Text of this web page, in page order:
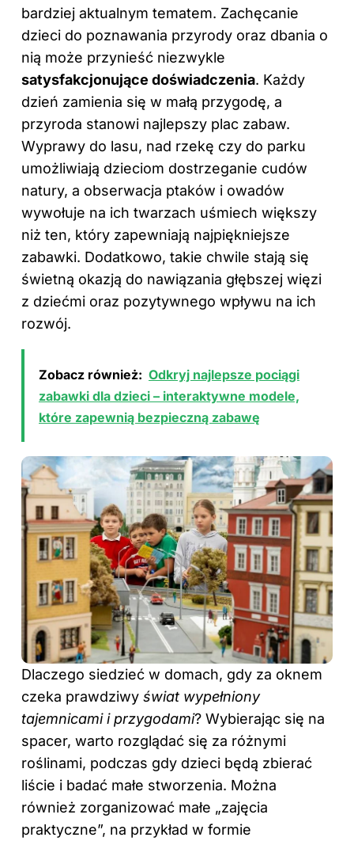
bardziej aktualnym tematem. Zachęcanie
dzieci do poznawania przyrody oraz dbania o
nią może przynieść niezwykle
satysfakcjonujące doświadczenia. Każdy
dzień zamienia się w małą przygodę, a
przyroda stanowi najlepszy plac zabaw.
Wyprawy do lasu, nad rzekę czy do parku
umożliwiają dzieciom dostrzeganie cudów
natury, a obserwacja ptaków i owadów
wywołuje na ich twarzach uśmiech większy
niż ten, który zapewniają najpiękniejsze
zabawki. Dodatkowo, takie chwile stają się
świetną okazją do nawiązania głębszej więzi
z dziećmi oraz pozytywnego wpływu na ich
rozwój.
Zobacz również: Odkryj najlepsze pociągi
zabawki dla dzieci – interaktywne modele,
które zapewnią bezpieczną zabawę
Dlaczego siedzieć w domach, gdy za oknem
czeka prawdziwy świat wypełniony
tajemnicami i przygodami? Wybierając się na
spacer, warto rozglądać się za różnymi
roślinami, podczas gdy dzieci będą zbierać
liście i badać małe stworzenia. Można
również zorganizować małe „zajęcia
praktyczne”, na przykład w formie